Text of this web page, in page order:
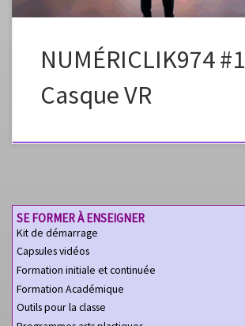
NUMÉRICLIK974 #1
Casque VR
SE FORMER À ENSEIGNER
Kit de démarrage
Capsules vidéos
Formation initiale et continuée
Formation Académique
Outils pour la classe